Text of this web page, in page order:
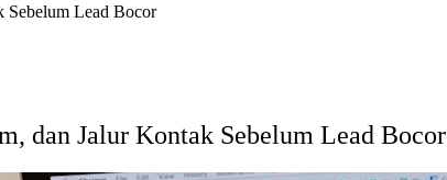
Sebelum Lead Bocor
dan Jalur Kontak Sebelum Lead Bocor